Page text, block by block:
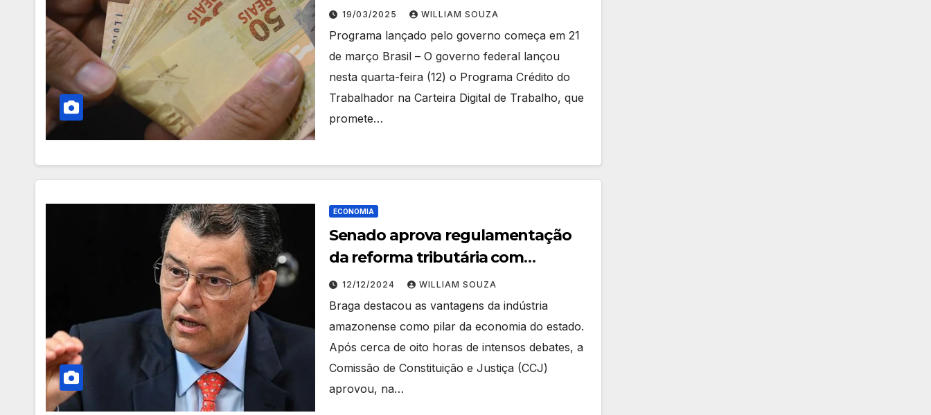
19/03/2025 WILLIAM SOUZA
Programa lançado pelo governo começa em 21
de março Brasil – O governo federal lançou
nesta quarta-feira (12) o Programa Crédito do
Trabalhador na Carteira Digital de Trabalho, que
promete…
ECONOMIA
Senado aprova regulamentação
da reforma tributária com
proteção à ZFM
12/12/2024 WILLIAM SOUZA
Braga destacou as vantagens da indústria
amazonense como pilar da economia do estado.
Após cerca de oito horas de intensos debates, a
Comissão de Constituição e Justiça (CCJ)
aprovou, na…